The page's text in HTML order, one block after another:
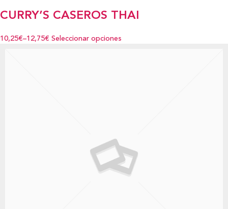
CURRY’S CASEROS THAI
10,25€–12,75€ Seleccionar opciones